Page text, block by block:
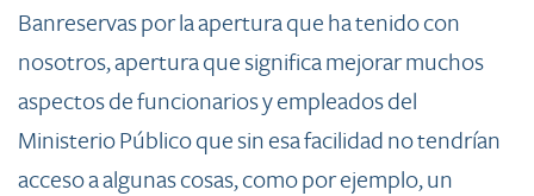
Banreservas por la apertura que ha tenido con
nosotros, apertura que significa mejorar muchos
aspectos de funcionarios y empleados del
Ministerio Público que sin esa facilidad no tendrían
acceso a algunas cosas, como por ejemplo, un